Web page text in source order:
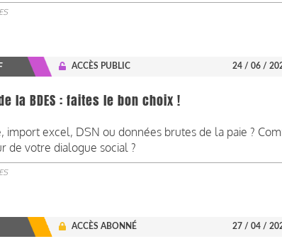
ACCÈS PUBLIC 24 / 06 /
la BDES : faites le bon choix !
import excel, DSN ou données brutes de la paie ?
de votre dialogue social ?
ACCÈS ABONNÉ 27 / 04 /